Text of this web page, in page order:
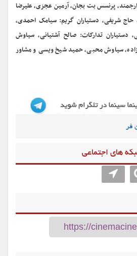
پرنسس بت بجان، آرمین عجزی، علیرضا
حاج شریفی، دستیاران گریم: سیامک احمدی،
دستیاران تدارکات: صالح آشتیانی، سیاوش
سیاوش محبی، حمید شیخ ویسی و مشاور
فر
های اجتماعی